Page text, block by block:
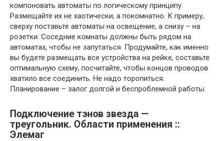
компоновать автоматы по логическому принципу.
Размещайте их не хаотически, а покомнатно. К примеру,
сверху поставьте автоматы на освещение, а снизу – на
розетки. Соседние комнаты должны быть рядом на
автоматах, чтобы не запутаться. Продумайте, как именно
вы будете размещать все устройства на рейке, составьте
оптимальную схему, посчитайте, чтобы концов проводов
хватило все соединить. Не надо торопиться.
Планирование – залог долгой и беспроблемной работы.
Подключение тэнов звезда —
треугольник. Области применения ::
Элемаг